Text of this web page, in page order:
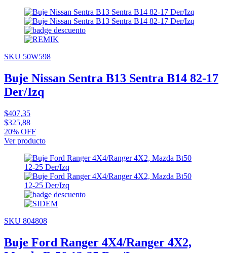
SKU 50W598
Buje Nissan Sentra B13 Sentra B14 82-17
Der/Izq
$407,35
$325,88
20% OFF
Ver producto
SKU 804808
Buje Ford Ranger 4X4/Ranger 4X2,